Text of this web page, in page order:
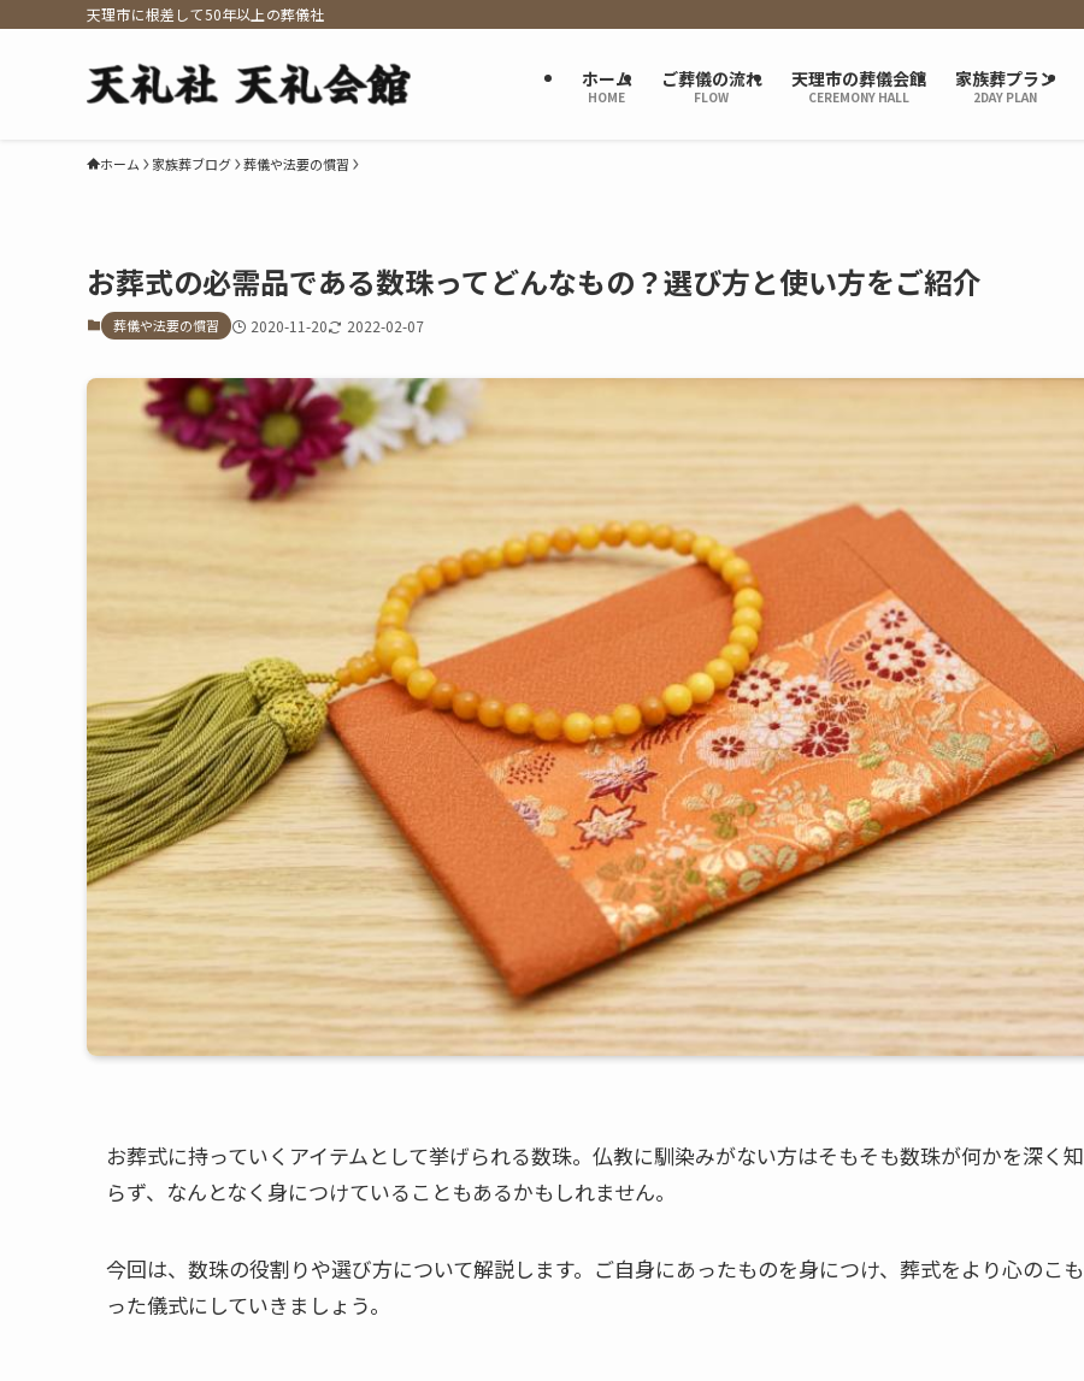
天理市に根差して50年以上の葬儀社
ホーム
HOME
ご葬儀の流れ
FLOW
天理市の葬儀会館
CEREMONY HALL
家族葬プラン
2DAY PLAN
ホーム 家族葬ブログ 葬儀や法要の慣習
お葬式の必需品である数珠ってどんなもの？選び方と使い方をご紹介
葬儀や法要の慣習 2020-11-20 2022-02-07
お葬式に持っていくアイテムとして挙げられる数珠。仏教に馴染みがない方はそもそも数珠が何かを深く知
らず、なんとなく身につけていることもあるかもしれません。
今回は、数珠の役割りや選び方について解説します。ご自身にあったものを身につけ、葬式をより心のこも
った儀式にしていきましょう。